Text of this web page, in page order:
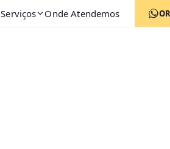
Serviços Onde Atendemos